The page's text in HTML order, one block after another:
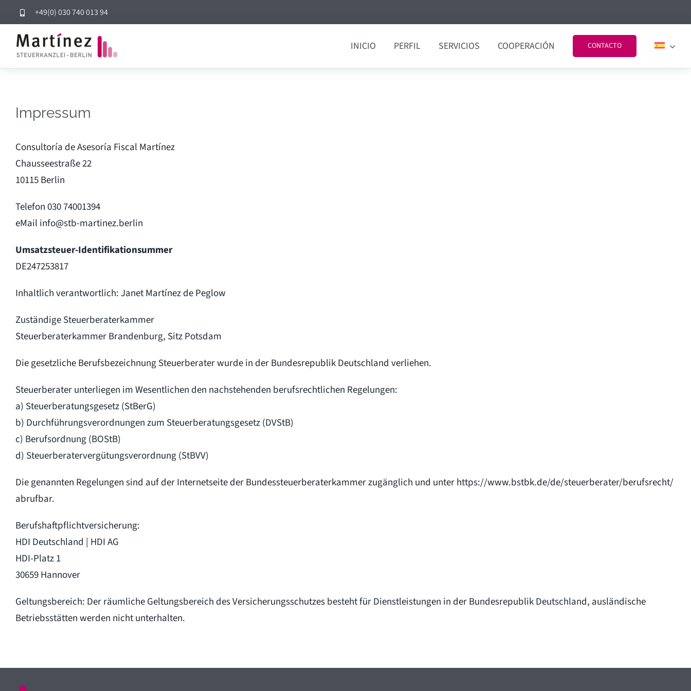
to
content
+49(0) 030 740 013 94
INICIO PERFIL SERVICIOS COOPERACIÓN CONTACTO
Impressum
Consultoría de Asesoría Fiscal Martínez
Chausseestraße 22
10115 Berlin
Telefon 030 74001394
eMail info@stb-martinez.berlin
Umsatzsteuer-Identifikationsummer
DE247253817
Inhaltlich verantwortlich: Janet Martínez de Peglow
Zuständige Steuerberaterkammer
Steuerberaterkammer Brandenburg, Sitz Potsdam
Die gesetzliche Berufsbezeichnung Steuerberater wurde in der Bundesrepublik Deutschland verliehen.
Steuerberater unterliegen im Wesentlichen den nachstehenden berufsrechtlichen Regelungen:
a) Steuerberatungsgesetz (StBerG)
b) Durchführungsverordnungen zum Steuerberatungsgesetz (DVStB)
c) Berufsordnung (BOStB)
d) Steuerberatervergütungsverordnung (StBVV)
Die genannten Regelungen sind auf der Internetseite der Bundessteuerberaterkammer zugänglich und unter https://www.bstbk.de/de/steuerberater/berufsrecht/
abrufbar.
Berufshaftpflichtversicherung:
HDI Deutschland | HDI AG
HDI-Platz 1
30659 Hannover
Geltungsbereich: Der räumliche Geltungsbereich des Versicherungsschutzes besteht für Dienstleistungen in der Bundesrepublik Deutschland, ausländische
Betriebsstätten werden nicht unterhalten.